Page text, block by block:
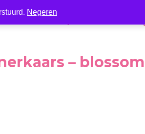
Negeren
Wonen Zakelijk Contact
– blossom